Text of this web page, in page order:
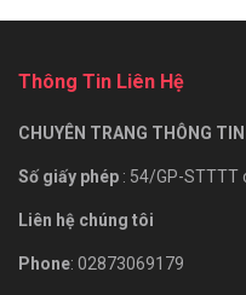
Thông Tin Liên Hệ
CHUYÊN TRANG THÔNG
Số giấy phép : 54/GP-STTTT
Liên hệ chúng tôi
Phone: 02873069179